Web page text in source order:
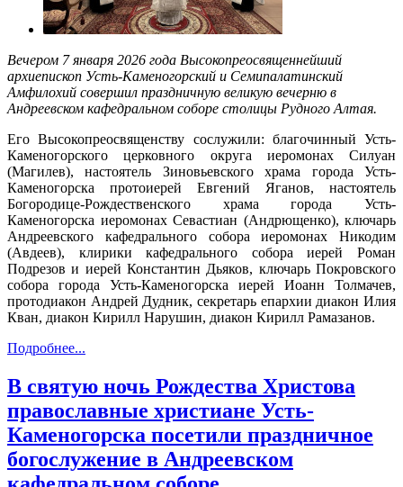
Вечером 7 января 2026 года Высокопреосвященнейший
архиепископ Усть-Каменогорский и Семипалатинский
Амфилохий совершил праздничную великую вечерню в
Андреевском кафедральном соборе столицы Рудного Алтая.
Его Высокопреосвященству сослужили: благочинный Усть-
Каменогорского церковного округа иеромонах Силуан
(Магилев), настоятель Зиновьевского храма города Усть-
Каменогорска протоиерей Евгений Яганов, настоятель
Богородице-Рождественского храма города Усть-
Каменогорска иеромонах Севастиан (Андрющенко), ключарь
Андреевского кафедрального собора иеромонах Никодим
(Авдеев), клирики кафедрального собора иерей Роман
Подрезов и иерей Константин Дьяков, ключарь Покровского
собора города Усть-Каменогорска иерей Иоанн Толмачев,
протодиакон Андрей Дудник, секретарь епархии диакон Илия
Кван, диакон Кирилл Нарушин, диакон Кирилл Рамазанов.
Подробнее...
В святую ночь Рождества Христова
православные христиане Усть-
Каменогорска посетили праздничное
богослужение в Андреевском